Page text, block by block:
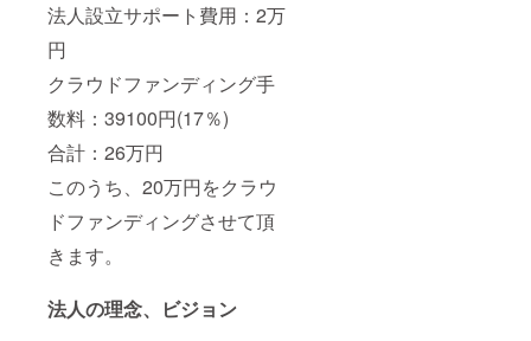
法人設立サポート費用：2万
円
クラウドファンディング手
数料：39100円(17％)
合計：26万円
このうち、20万円をクラウ
ドファンディングさせて頂
きます。
法人の理念、ビジョン